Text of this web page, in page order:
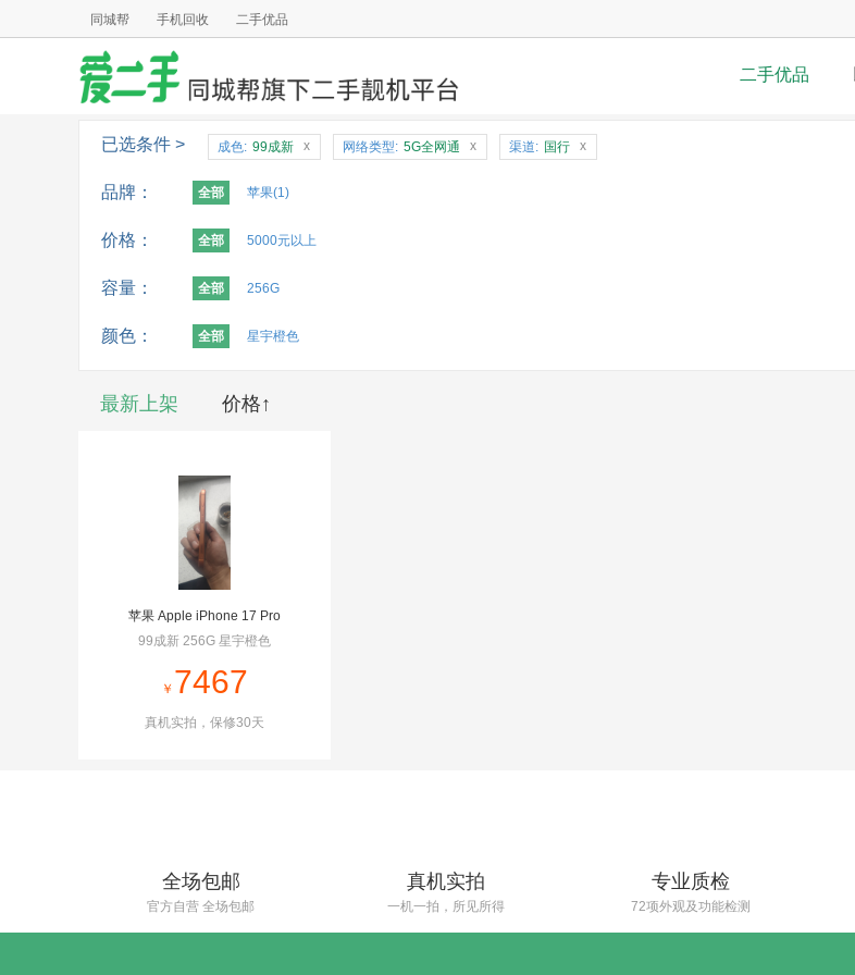
同城帮 手机回收 二手优品
二手优品
已选条件 > 成色: 99成新 x 网络类型: 5G全网通 x 渠道: 国行 x
品牌： 全部 苹果(1)
价格： 全部 5000元以上
容量： 全部 256G
颜色： 全部 星宇橙色
最新上架 价格↑
苹果 Apple iPhone 17 Pro
99成新 256G 星宇橙色
￥
真机实拍，保修30天
全场包邮
官方自营 全场包邮
真机实拍
一机一拍，所见所得
专业质检
72项外观及功能检测